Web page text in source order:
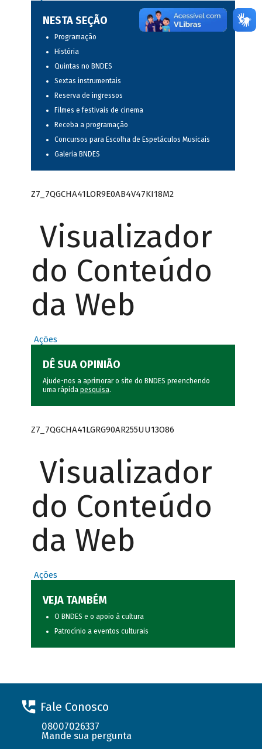
NESTA SEÇÃO
Programação
História
Quintas no BNDES
Sextas instrumentais
Reserva de ingressos
Filmes e festivais de cinema
Receba a programação
Concursos para Escolha de Espetáculos Musicais
Galeria BNDES
Z7_7QGCHA41LOR9E0AB4V47KI18M2
Visualizador
do Conteúdo
da Web
Ações
DÊ SUA OPINIÃO
Ajude-nos a aprimorar o site do BNDES preenchendo
uma rápida pesquisa.
Z7_7QGCHA41LGRG90AR255UU13O86
Visualizador
do Conteúdo
da Web
Ações
VEJA TAMBÉM
O BNDES e o apoio à cultura
Patrocínio a eventos culturais
Fale Conosco
08007026337
Mande sua pergunta